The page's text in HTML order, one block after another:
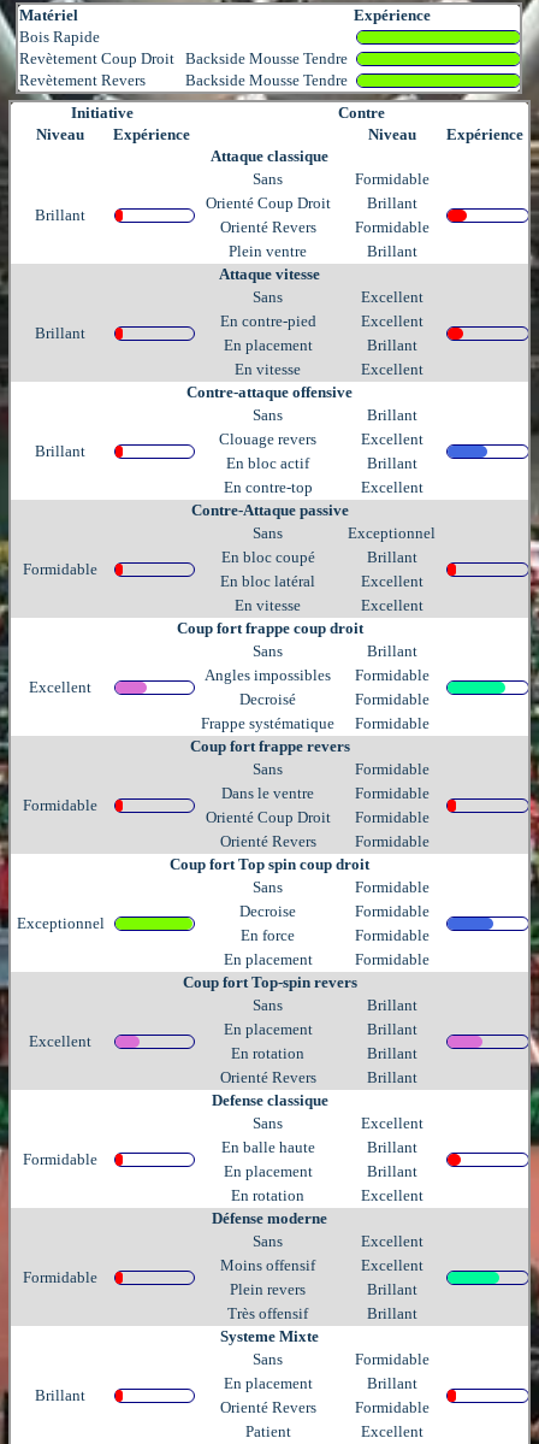
Matériel
Expérience
Bois Rapide
Revètement Coup Droit
Backside Mousse Tendre
Revètement Revers
Backside Mousse Tendre
Initiative
Contre
Niveau
Expérience Niveau
Expérience
Attaque classique
Brillant
Sans
Formidable
Orienté Coup Droit
Brillant
Orienté Revers
Formidable
Plein ventre
Brillant
Attaque vitesse
Brillant
Sans
Excellent
En contre-pied
Excellent
En placement
Brillant
En vitesse
Excellent
Contre-attaque offensive
Brillant
Sans
Brillant
Clouage revers
Excellent
En bloc actif
Brillant
En contre-top
Excellent
Contre-Attaque passive
Formidable
Sans
Exceptionnel
En bloc coupé
Brillant
En bloc latéral
Excellent
En vitesse
Excellent
Coup fort frappe coup droit
Excellent
Sans
Brillant
Angles impossibles
Formidable
Decroisé
Formidable
Frappe systématique
Formidable
Coup fort frappe revers
Formidable
Sans
Formidable
Dans le ventre
Formidable
Orienté Coup Droit
Formidable
Orienté Revers
Formidable
Coup fort Top spin coup droit
Exceptionnel
Sans
Formidable
Decroise
Formidable
En force
Formidable
En placement
Formidable
Coup fort Top-spin revers
Excellent
Sans
Brillant
En placement
Brillant
En rotation
Brillant
Orienté Revers
Brillant
Defense classique
Formidable
Sans
Excellent
En balle haute
Brillant
En placement
Brillant
En rotation
Excellent
Défense moderne
Formidable
Sans
Excellent
Moins offensif
Excellent
Plein revers
Brillant
Très offensif
Brillant
Systeme Mixte
Brillant
Sans
Formidable
En placement
Brillant
Orienté Revers
Formidable
Patient
Excellent